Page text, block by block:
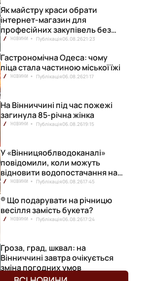
Як майстру краси обрати
інтернет-магазин для
професійних закупівель без
ризику переплат
НОВИНИ Публікація06.08.2621:23
Гастрономічна Одеса: чому
піца стала частиною міської їжі
НОВИНИ Публікація06.08.2621:17
На Вінниччині під час пожежі
загинула 85-річна жінка
НОВИНИ Публікація06.08.2619:15
У «Вінницяоблводоканалі»
повідомили, коли можуть
відновити водопостачання на
лівобережжі міста
НОВИНИ Публікація06.08.2617:45
® Що подарувати на річницю
весілля замість букета?
НОВИНИ Публікація06.08.2617:24
Гроза, град, шквал: на
Вінниччині завтра очікується
зміна погодних умов
НОВИНИ Публікація06.08.26